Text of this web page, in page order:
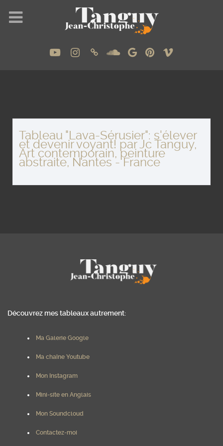
Tableau "Lava-Sérusier": s'élever
et devenir voyant! par Jc Tanguy,
Art contemporain, peinture
abstraite, Nantes - France
Découvrez mes tableaux autrement:
Ma Galerie Google
Ma chaîne Youtube
Mon Instagram
Mini-site en Anglais
Mon Soundcloud
Contactez-moi